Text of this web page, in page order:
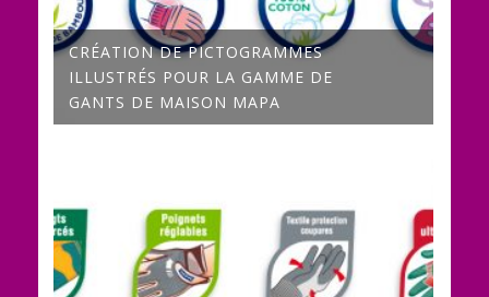
CRÉATION DE PICTOGRAMMES
ILLUSTRÉS POUR LA GAMME DE
GANTS DE MAISON MAPA